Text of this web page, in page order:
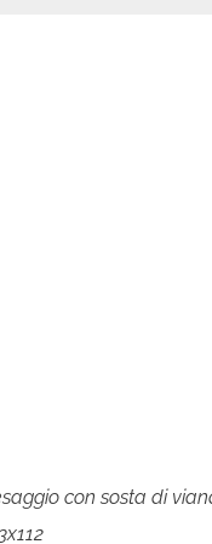
con sosta di